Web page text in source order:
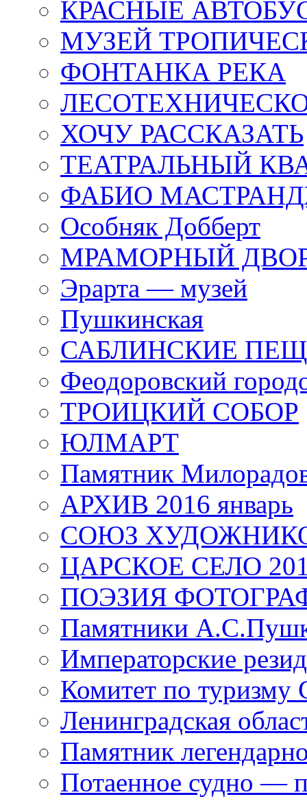
КРАСНЫЕ
МУЗЕЙ
ФОНТАНКА РЕКА
ХОЧУ РАССКАЗАТЬ
ТЕАТРАЛЬНЫЙ
ФАБИО
Особняк Добберт
МРАМОРНЫЙ
Эрарта — музей
Пушкинская
САБЛИНСКИЕ
Феодоровский
ТРОИЦКИЙ СОБОР
ЮЛМАРТ
Памятник
АРХИВ 2016 январь
СОЮЗ
ЦАРСКОЕ СЕЛО
ПОЭЗИЯ
Памятники
Императорские
Комитет по туризму
Ленинградская
Памятник
Потаенное судно —